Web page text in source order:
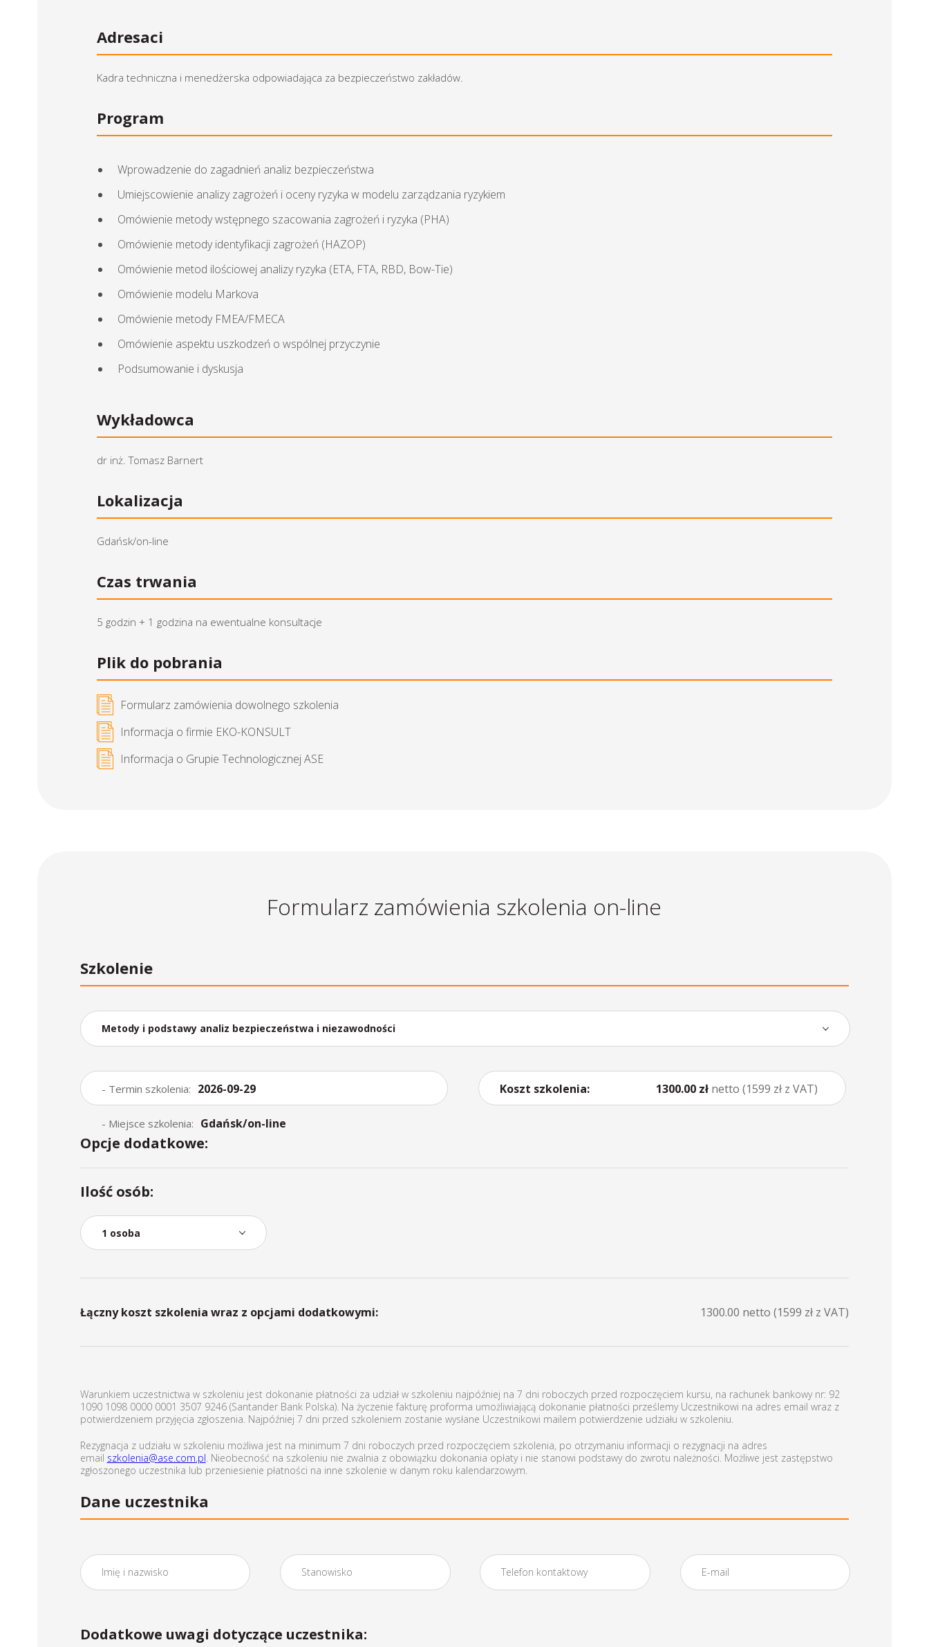
Adresaci
Kadra techniczna i menedżerska odpowiadająca za bezpieczeństwo zakładów.
Program
Wprowadzenie do zagadnień analiz bezpieczeństwa
Umiejscowienie analizy zagrożeń i oceny ryzyka w modelu zarządzania ryzykiem
Omówienie metody wstępnego szacowania zagrożeń i ryzyka (PHA)
Omówienie metody identyfikacji zagrożeń (HAZOP)
Omówienie metod ilościowej analizy ryzyka (ETA, FTA, RBD, Bow-Tie)
Omówienie modelu Markova
Omówienie metody FMEA/FMECA
Omówienie aspektu uszkodzeń o wspólnej przyczynie
Podsumowanie i dyskusja
Wykładowca
dr inż. Tomasz Barnert
Lokalizacja
Gdańsk/on-line
Czas trwania
5 godzin + 1 godzina na ewentualne konsultacje
Plik do pobrania
Formularz zamówienia dowolnego szkolenia
Informacja o firmie EKO-KONSULT
Informacja o Grupie Technologicznej ASE
Formularz zamówienia szkolenia on-line
Szkolenie
Metody i podstawy analiz bezpieczeństwa i niezawodności
- Termin szkolenia: 2026-09-29
- Miejsce szkolenia: Gdańsk/on-line
Koszt szkolenia: 1300.00 zł netto (1599 zł z VAT)
Opcje dodatkowe:
Ilość osób:
Łączny koszt szkolenia wraz z opcjami dodatkowymi: 1300.00 netto (1599 zł z VAT)
Warunkiem uczestnictwa w szkoleniu jest dokonanie płatności za udział w szkoleniu najpóźniej na 7 dni roboczych przed rozpoczęciem kursu, na rachunek bankowy nr: 92
1090 1098 0000 0001 3507 9246 (Santander Bank Polska). Na życzenie fakturę proforma umożliwiającą dokonanie płatności prześlemy Uczestnikowi na adres email wraz z
potwierdzeniem przyjęcia zgłoszenia. Najpóźniej 7 dni przed szkoleniem zostanie wysłane Uczestnikowi mailem potwierdzenie udziału w szkoleniu.
Rezygnacja z udziału w szkoleniu możliwa jest na minimum 7 dni roboczych przed rozpoczęciem szkolenia, po otrzymaniu informacji o rezygnacji na adres
email szkolenia@ase.com.pl. Nieobecność na szkoleniu nie zwalnia z obowiązku dokonania opłaty i nie stanowi podstawy do zwrotu należności. Możliwe jest zastępstwo
zgłoszonego uczestnika lub przeniesienie płatności na inne szkolenie w danym roku kalendarzowym.
Dane uczestnika
Dodatkowe uwagi dotyczące uczestnika: